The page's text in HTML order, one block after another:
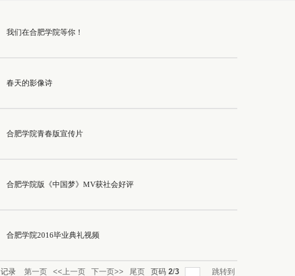
我们在合肥学院等你！
春天的影像诗
合肥学院青春版宣传片
合肥学院版《中国梦》MV获社会好评
合肥学院2016毕业典礼视频
记录 第一页 <<上一页 下一页>> 尾页 页码 2/3 跳转到